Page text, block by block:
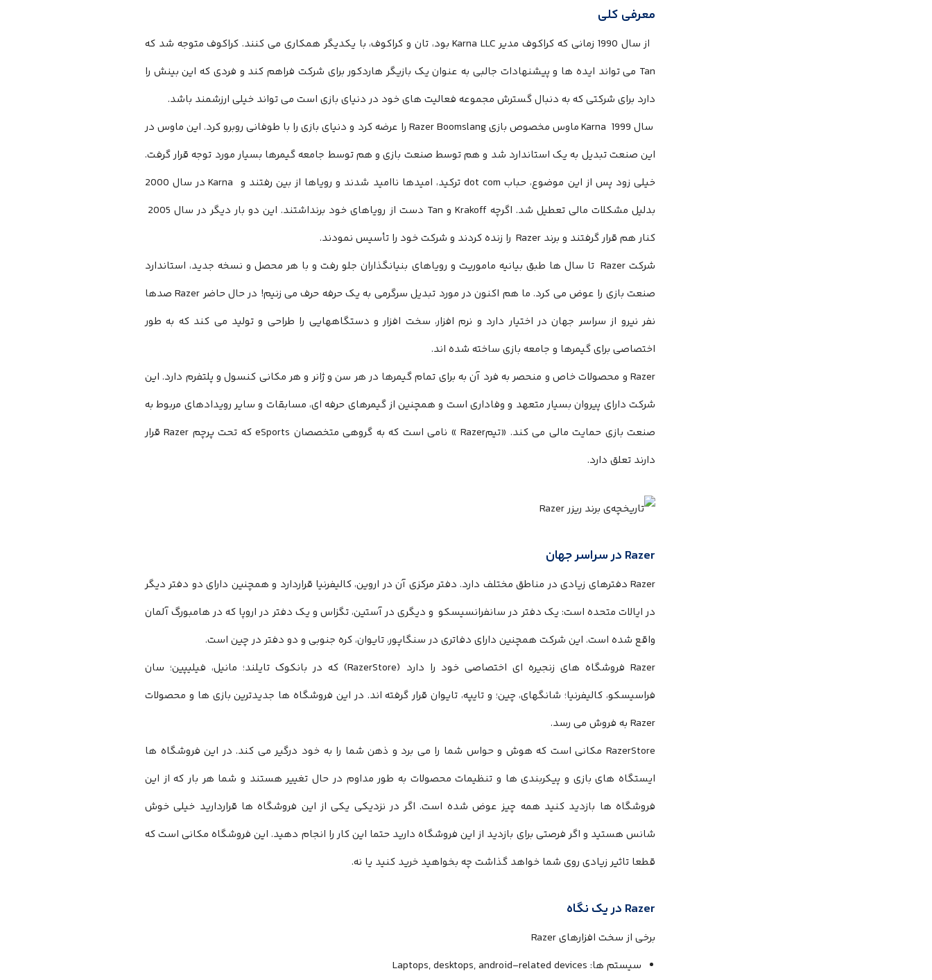
معرفی کلی
از سال 1990 زمانی که کراکوف مدیر Karna LLC بود، تان و کراکوف، با یکدیگر همکاری می کنند. کراکوف متوجه شد که
Tan می تواند ایده ها و پیشنهادات جالبی به عنوان یک بازیگر هاردکور برای شرکت فراهم کند و فردی که این بینش را
دارد برای شرکتی که به دنبال گسترش مجموعه فعالیت های خود در دنیای بازی است می تواند خیلی ارزشمند باشد.
سال 1999
Karnaماوس مخصوص بازیRazer Boomslang را عرضه کرد و دنیای بازی را با طوفانی روبرو کرد. این ماوس در
این صنعت تبدیل به یک استاندارد شد و هم توسط صنعت بازی و هم توسط جامعه گیمرها بسیار مورد توجه قرار گرفت.
خیلی زود پس از این موضوع، حباب dot com ترکید، امیدها ناامید شدند و رویاها از بین رفتند و Karna
در سال 2000
بدلیل مشکلات مالی تعطیل شد. اگرچهKrakoff و Tan
کنار هم قرار گرفتند و برند Razer را زنده کردند و شرکت خود را تأسیس نمودند.
شرکتRazer تا سال ها طبق بیانیه ماموریت و رویاهای بنیانگذاران جلو رفت و با هر محصل و نسخه جدید، استاندارد
صنعت بازی را عوض می کرد. ما هم اکنون در مورد تبدیل سرگرمی به یک حرفه حرف می زنیم! در حال حاضرRazerصدها
نفر نیرو از سراسر جهان در اختیار دارد و نرم افزار، سخت افزار و دستگاههایی را طراحی و تولید می کند که به طور
اختصاصی برای گیمرها و جامعه بازی ساخته شده اند.
Razer و محصولات خاص و منحصر به فرد آن به برای تمام گیمرها در هر سن و ژانر و هر مکانی کنسول و پلتفرم دارد. این
شرکت دارای پیروان بسیار متعهد و وفاداری است و همچنین از گیمرهای حرفه ای، مسابقات و سایر رویدادهای مربوط به
صنعت بازی حمایت مالی می کند. «تیمRazer » نامی است که به گروهی متخصصان eSportsکه تحت پرچم Razerقرار
دارند تعلق دارد.
Razer در سراسر جهان
Razer دفترهای زیادی در مناطق مختلف دارد. دفتر مرکزی آن در اروین، کالیفرنیا قراردارد و همچنین دارای دو دفتر دیگر
در ایالات متحده است: یک دفتر در سانفرانسیسکو و دیگری در آستین، تگزاس و یک دفتر در اروپا که در هامبورگ آلمان
واقع شده است. این شرکت همچنین دارای دفاتری در سنگاپور، تایوان، کره جنوبی و دو دفتر در چین است.
Razer فروشگاه های زنجیره ای اختصاصی خود را دارد (RazerStore) که در بانکوک تایلند؛ مانیل، فیلیپین؛ سان
فراسیسکو، کالیفرنیا؛ شانگهای، چین؛ و تایپه، تایوان قرار گرفته اند. در این فروشگاه ها جدیدترین بازی ها و محصولات
Razer به فروش می رسد.
RazerStore مکانی است که هوش و حواس شما را می برد و ذهن شما را به خود درگیر می کند. در این فروشگاه ها
ایستگاه های بازی و پیکربندی ها و تنظیمات محصولات به طور مداوم در حال تغییر هستند و شما هر بار که از این
فروشگاه ها بازدید کنید همه چیز عوض شده است. اگر در نزدیکی یکی از این فروشگاه ها قراردارید خیلی خوش
شانس هستید و اگر فرصتی برای بازدید از این فروشگاه دارید حتما این کار را انجام دهید. این فروشگاه مکانی است که
قطعا تاثیر زیادی روی شما خواهد گذاشت چه بخواهید خرید کنید یا نه.
Razer در یک نگاه
برخی از سخت افزارهایRazer
سیستم ها: Laptops, desktops, android-related devices